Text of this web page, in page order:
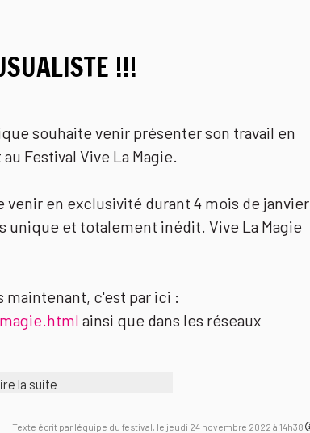
!!!
souhaite venir présenter son travail en
Festival Vive La Magie.
venir en exclusivité durant 4 mois de janvier
unique et totalement inédit. Vive La Magie
c'est par ici :
ainsi que dans les réseaux
la suite
Texte écrit par l'équipe du festival, le jeudi 24 novembre 2022 à 14h38